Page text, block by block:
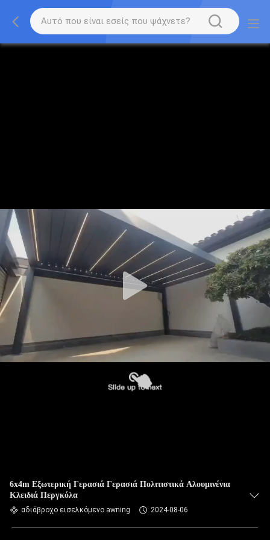
6x4m Εξωτερική Γερασιά Γερασιά Πολιτιστικά Αλουμινένια
Κλειδιά Περγκόλα
αδιάβροχο εισελκόμενο awning 2024-08-06